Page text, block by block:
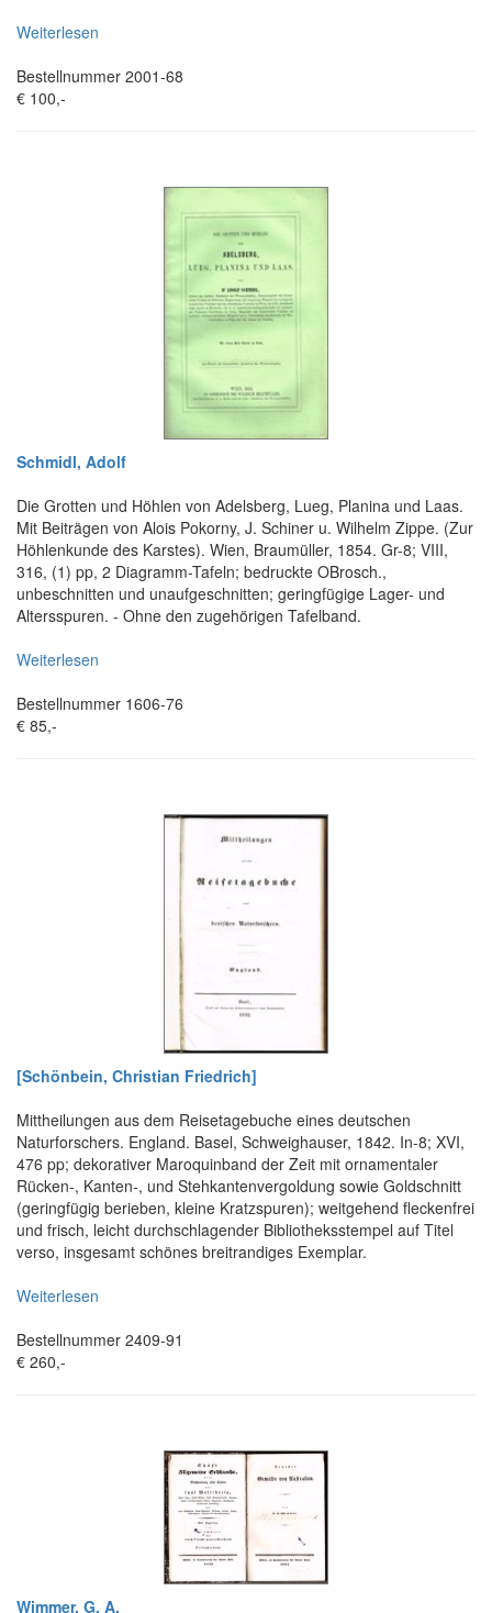
Weiterlesen
Bestellnummer 2001-68
€ 100,-
Schmidl, Adolf
Die Grotten und Höhlen von Adelsberg, Lueg, Planina und Laas.
Mit Beiträgen von Alois Pokorny, J. Schiner u. Wilhelm Zippe. (Zur
Höhlenkunde des Karstes). Wien, Braumüller, 1854. Gr-8; VIII,
316, (1) pp, 2 Diagramm-Tafeln; bedruckte OBrosch.,
unbeschnitten und unaufgeschnitten; geringfügige Lager- und
Altersspuren. - Ohne den zugehörigen Tafelband.
Weiterlesen
Bestellnummer 1606-76
€ 85,-
[Schönbein, Christian Friedrich]
Mittheilungen aus dem Reisetagebuche eines deutschen
Naturforschers. England. Basel, Schweighauser, 1842. In-8; XVI,
476 pp; dekorativer Maroquinband der Zeit mit ornamentaler
Rücken-, Kanten-, und Stehkantenvergoldung sowie Goldschnitt
(geringfügig berieben, kleine Kratzspuren); weitgehend fleckenfrei
und frisch, leicht durchschlagender Bibliotheksstempel auf Titel
verso, insgesamt schönes breitrandiges Exemplar.
Weiterlesen
Bestellnummer 2409-91
€ 260,-
Wimmer, G. A.